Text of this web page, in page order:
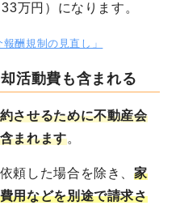
万円）になります。
酬規制の見直し」
活動費も含まれる
させるために不動産会
まれます。
頼した場合を除き、家
用などを別途で請求さ